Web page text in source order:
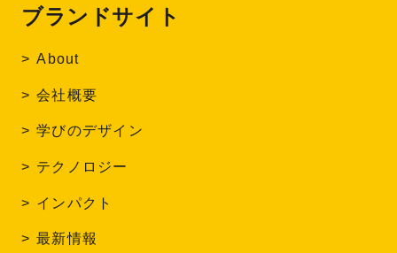
ブランドサイト
About
会社概要
学びのデザイン
テクノロジー
インパクト
最新情報